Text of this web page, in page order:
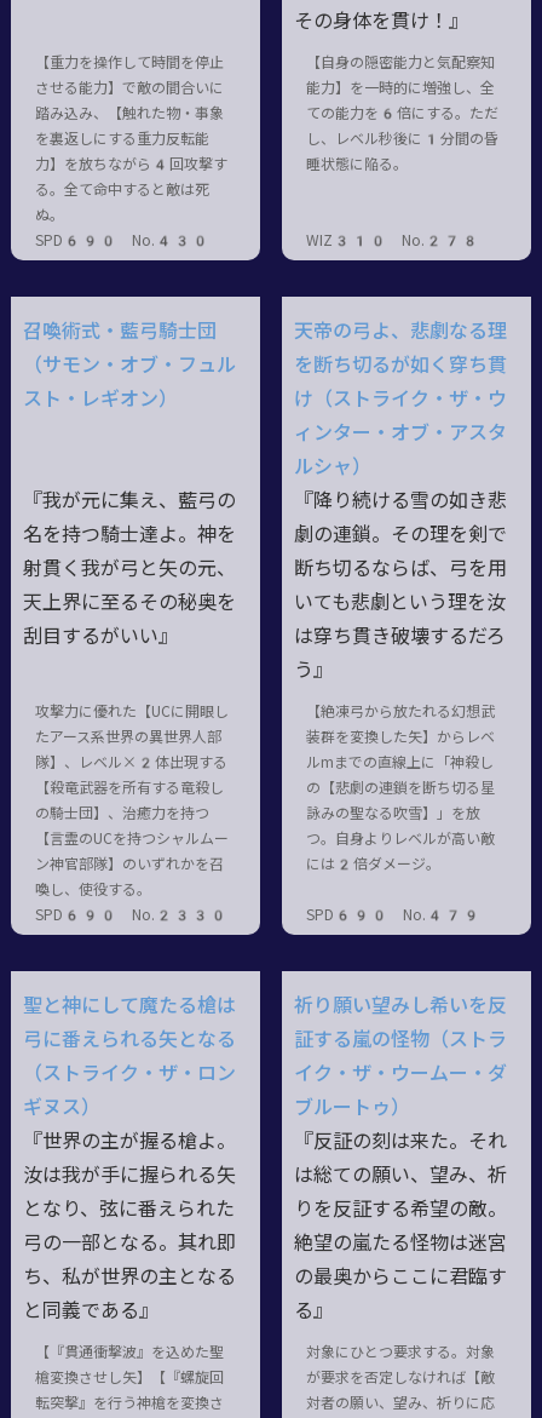
【重力を操作して時間を停止
させる能力】で敵の間合いに
踏み込み、【触れた物・事象
を裏返しにする重力反転能
力】を放ちながら4回攻撃す
る。全て命中すると敵は死
ぬ。
SPD690 No.430
その身体を貫け！』
【自身の隠密能力と気配察知
能力】を一時的に増強し、全
ての能力を6倍にする。ただ
し、レベル秒後に1分間の昏
睡状態に陥る。
WIZ310 No.278
召喚術式・藍弓騎士団
（サモン・オブ・フュル
スト・レギオン）
『我が元に集え、藍弓の
名を持つ騎士達よ。神を
射貫く我が弓と矢の元、
天上界に至るその秘奥を
刮目するがいい』
攻撃力に優れた【UCに開眼し
たアース系世界の異世界人部
隊】、レベル×2体出現する
【殺竜武器を所有する竜殺し
の騎士団】、治癒力を持つ
【言霊のUCを持つシャルムー
ン神官部隊】のいずれかを召
喚し、使役する。
SPD690 No.2330
天帝の弓よ、悲劇なる理
を断ち切るが如く穿ち貫
け（ストライク・ザ・ウ
ィンター・オブ・アスタ
ルシャ）
『降り続ける雪の如き悲
劇の連鎖。その理を剣で
断ち切るならば、弓を用
いても悲劇という理を汝
は穿ち貫き破壊するだろ
う』
【絶凍弓から放たれる幻想武
装群を変換した矢】からレベ
ルmまでの直線上に「神殺し
の【悲劇の連鎖を断ち切る星
詠みの聖なる吹雪】」を放
つ。自身よりレベルが高い敵
には2倍ダメージ。
SPD690 No.479
聖と神にして魔たる槍は
弓に番えられる矢となる
（ストライク・ザ・ロン
ギヌス）
『世界の主が握る槍よ。
汝は我が手に握られる矢
となり、弦に番えられた
弓の一部となる。其れ即
ち、私が世界の主となる
と同義である』
【『貫通衝撃波』を込めた聖
槍変換させし矢】【『螺旋回
転突撃』を行う神槍を変換さ
祈り願い望みし希いを反
証する嵐の怪物（ストラ
イク・ザ・ウームー・ダ
ブルートゥ）
『反証の刻は来た。それ
は総ての願い、望み、祈
りを反証する希望の敵。
絶望の嵐たる怪物は迷宮
の最奥からここに君臨す
る』
対象にひとつ要求する。対象
が要求を否定しなければ【敵
対者の願い、望み、祈りに応